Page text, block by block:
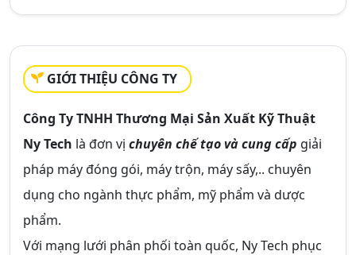
GIỚI THIỆU CÔNG TY
Công Ty TNHH Thương Mại Sản Xuất Kỹ Thuật
Ny Tech là đơn vị chuyên chế tạo và cung cấp giải
pháp máy đóng gói, máy trộn, máy sấy,.. chuyên
dụng cho ngành thực phẩm, mỹ phẩm và dược
phẩm.
Với mạng lưới phân phối toàn quốc, Ny Tech phục